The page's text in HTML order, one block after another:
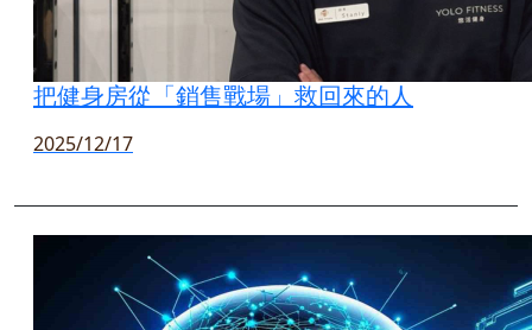
把健身房從「銷售戰場」救回來的人
2025/12/17